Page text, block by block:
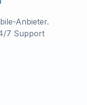
Anbieter.
7 Support